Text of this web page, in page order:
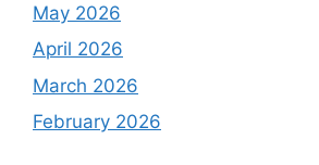
May 2026
April 2026
March 2026
February 2026